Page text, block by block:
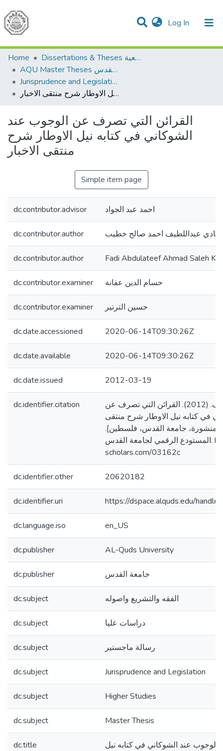
Log In (current)
Communities & Collections
All of DSpace
Home
Dissertations & Theses الرسائل الجامعية
AQU Master Theses الرسائل الجامعية الخاصة بجامعة القدس
Jurisprudence and Legislation الفقه والتشريع
القرائن التي تصرف عن الوجوب عند الشوكاني في كتابه نيل الاوطار شرح منتقى الاخبار
القرائن التي تصرف عن الوجوب عند
الشوكاني في كتابه نيل الاوطار شرح
منتقى الاخبار
Simple item page
dc.contributor.advisor احمد عبد الجواد
dc.contributor.author فادي عبداللطيف احمد صالح خطيب
dc.contributor.author Fadi Abdulateef Ahmad Saleh
dc.contributor.examiner حسام الدين عفانة
dc.contributor.examiner حسين الترتير
dc.date.accessioned 2020-06-14T09:30:26Z
dc.date.available 2020-06-14T09:30:26Z
dc.date.issued 2012-03-19
dc.identifier.citation
خطيب، فادي عبداللطيف. (2012). القرائن التي تصرف عن
في كتابه نيل الاوطار شرح منتقى
منشورة، جامعة القدس، فلسطين].
المستودع الرقمي لجامعة القدس. https://arab-
scholars.com/03162c
dc.identifier.other 20620182
dc.identifier.uri https://dspace.alquds.edu/
dc.language.iso en_US
dc.publisher AL-Quds University
dc.publisher جامعة القدس
dc.subject الفقه والتشريع واصوله
dc.subject دراسات عليا
dc.subject رسالة ماجستير
dc.subject Jurisprudence and Legislation
dc.subject Higher Studies
dc.subject Master Thesis
dc.title
عند الشوكاني في كتابه نيل